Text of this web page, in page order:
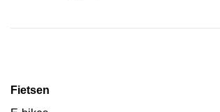
Fietsen